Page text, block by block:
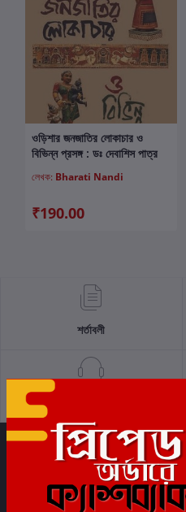
কার্টে যোগ করুন
ওড়িশার জনজাতির লোকাচার ও
বিভিন্ন প্রসঙ্গ : ডঃ দেবাশিস পাত্র
লেখক: Bharati Nandi
₹190.00
শর্তাবলী